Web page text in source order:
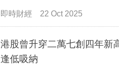
即時財經 22 Oct 2025
港股曾升穿二萬七創四年新
逢低吸納